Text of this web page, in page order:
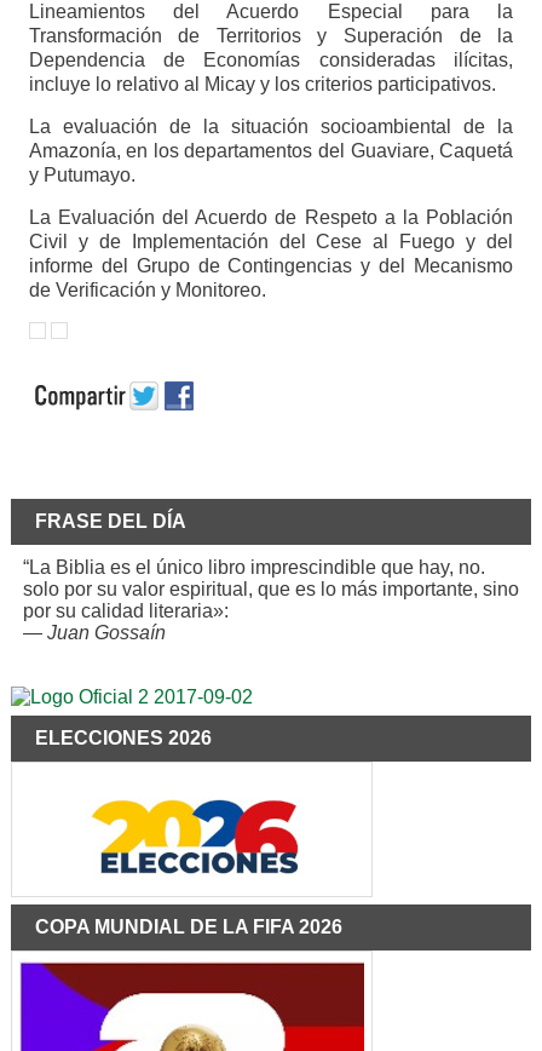
Lineamientos del Acuerdo Especial para la
Transformación de Territorios y Superación de la
Dependencia de Economías consideradas ilícitas,
incluye lo relativo al Micay y los criterios participativos.
La evaluación de la situación socioambiental de la
Amazonía, en los departamentos del Guaviare, Caquetá
y Putumayo.
La Evaluación del Acuerdo de Respeto a la Población
Civil y de Implementación del Cese al Fuego y del
informe del Grupo de Contingencias y del Mecanismo
de Verificación y Monitoreo.
FRASE DEL DÍA
“La Biblia es el único libro imprescindible que hay, no.
solo por su valor espiritual, que es lo más importante, sino
por su calidad literaria»:
— Juan Gossaín
ELECCIONES 2026
COPA MUNDIAL DE LA FIFA 2026